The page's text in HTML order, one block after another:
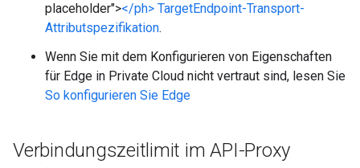
placeholder"></ph> TargetEndpoint-Transport-
Attributspezifikation.
Wenn Sie mit dem Konfigurieren von Eigenschaften
für Edge in Private Cloud nicht vertraut sind, lesen Sie
So konfigurieren Sie Edge
Verbindungszeitlimit im API-Proxy